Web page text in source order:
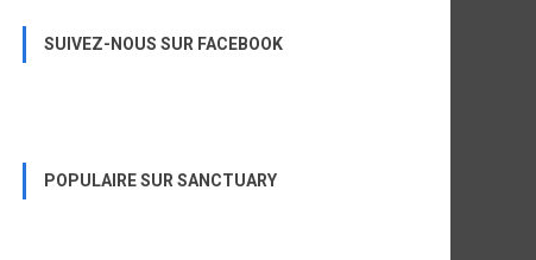
SUIVEZ-NOUS SUR FACEBOOK
POPULAIRE SUR SANCTUARY